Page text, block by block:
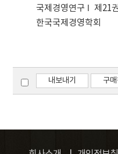
타나 정부보조금이
시키고 기술혁신활
유의한 음(-)의 영향
유의한 음(-)의 관계
율 성이 연계되어 있
보조금을 받기 위해
국제경영연구 제21
한국국제경영학회
내보내기 구매